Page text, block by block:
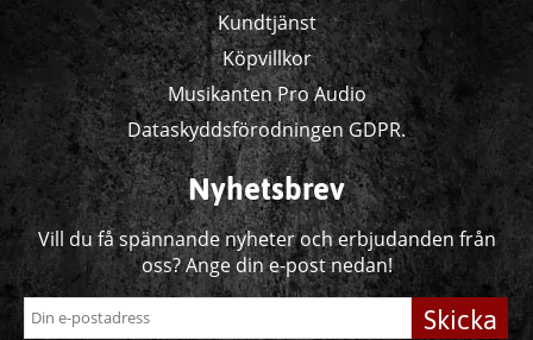
Kundtjänst
Köpvillkor
Musikanten Pro Audio
Dataskyddsförodningen GDPR.
Nyhetsbrev
Vill du få spännande nyheter och erbjudanden från
oss? Ange din e-post nedan!
Skicka